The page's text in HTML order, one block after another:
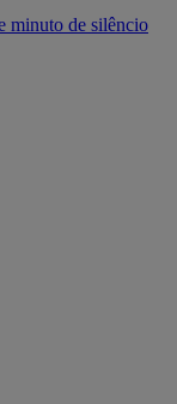
minuto de silêncio